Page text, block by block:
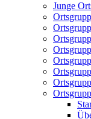
Junge